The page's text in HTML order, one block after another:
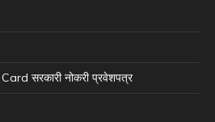
सरकारी नोकरी प्रवेशपत्र